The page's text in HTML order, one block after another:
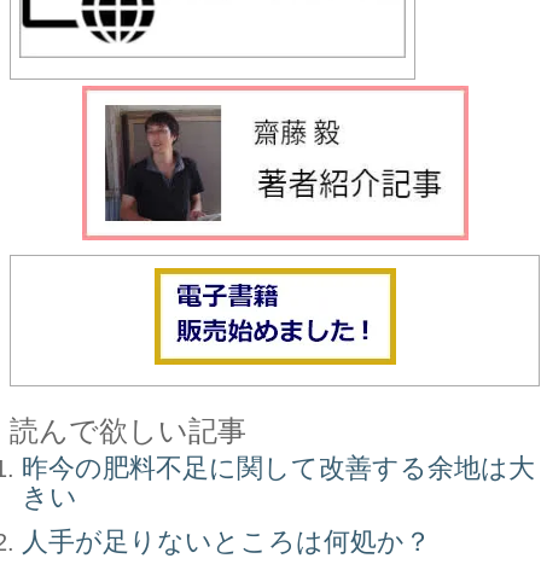
読んで欲しい記事
昨今の肥料不足に関して改善する余地は大
きい
人手が足りないところは何処か？